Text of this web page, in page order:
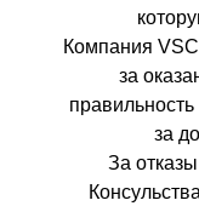
Компания
за
за
За